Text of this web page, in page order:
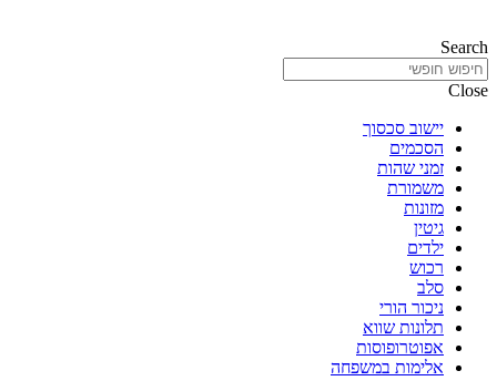
Search
Close
יישוב סכסוך
הסכמים
זמני שהות
משמורת
מזונות
גיטין
ילדים
רכוש
סלב
ניכור הורי
תלונות שווא
אפוטרופוסות
אלימות במשפחה